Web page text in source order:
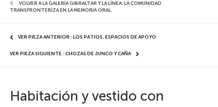
VOLVER A LA GALERÍA GIBRALTAR Y LA LÍNEA: LA COMUNIDAD
TRANSFRONTERIZA EN LA MEMORIA ORAL,
VER PIEZA ANTERIOR : LOS PATIOS, ESPACIOS DE APOYO
VER PIEZA SIGUIENTE : CHOZAS DE JUNCO Y CAÑA
Habitación y vestido con